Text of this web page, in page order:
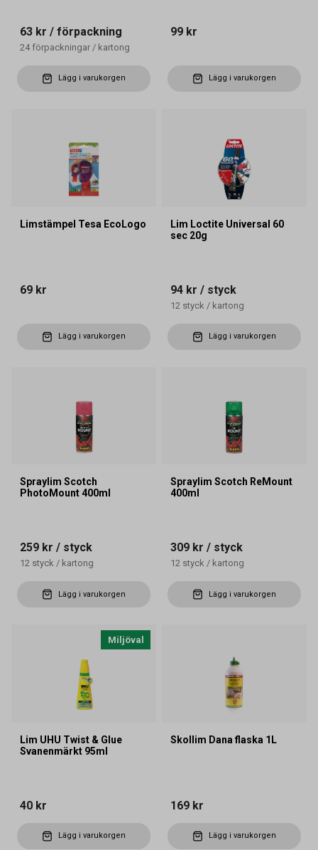
63 kr / förpackning
24 förpackningar / kartong
Lägg i varukorgen
99 kr
Lägg i varukorgen
Limstämpel Tesa EcoLogo
69 kr
Lägg i varukorgen
Lim Loctite Universal 60
sec 20g
94 kr / styck
12 styck / kartong
Lägg i varukorgen
Spraylim Scotch
PhotoMount 400ml
259 kr / styck
12 styck / kartong
Lägg i varukorgen
Spraylim Scotch ReMount
400ml
309 kr / styck
12 styck / kartong
Lägg i varukorgen
Miljöval
Lim UHU Twist & Glue
Svanenmärkt 95ml
40 kr
Lägg i varukorgen
Skollim Dana flaska 1L
169 kr
Lägg i varukorgen